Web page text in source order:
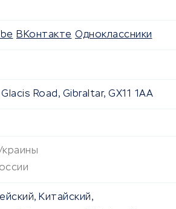
ВКонтакте Одноклассники
Road, Gibraltar, GX11 1AA
Китайский,